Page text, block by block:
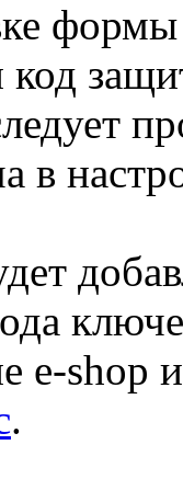
код
в
e-shop
.